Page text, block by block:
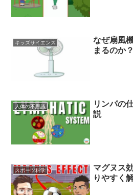
キッズサイエンス
なぜ扇風
まるのか？
人体の不思議
リンパの
説
スポーツ科学
マグヌス
りやすく